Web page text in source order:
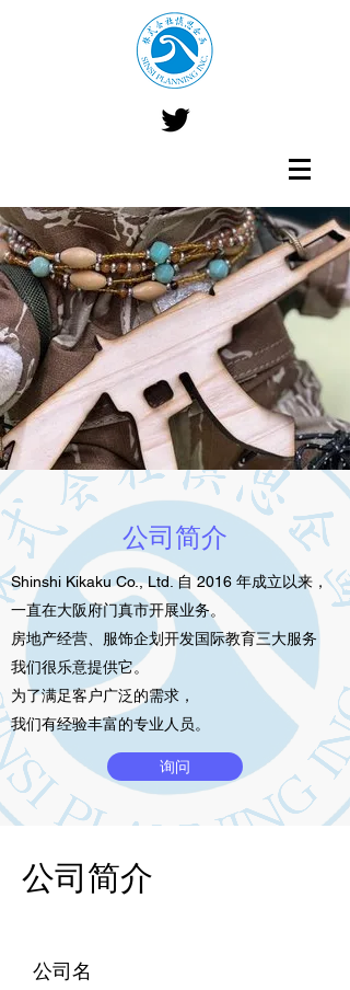
公司简介
Shinshi Kikaku Co., Ltd. 自 2016 年成立以来，
一直在大阪府门真市开展业务。
房地产经营、服饰企划开发国际教育三大服务
我们很乐意提供它。
为了满足客户广泛的需求，
我们有经验丰富的专业人员。
询问
公司简介
公司名